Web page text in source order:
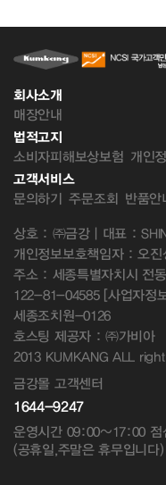
회사소개
매장안내
법적고지
소비자피해보상보험 개인
고객서비스
문의하기 주문조회 반품안
상호 : ㈜금강 | 대표 :
개인정보보호책임자 : 오
주소 : 세종특별자치시 전
122-81-04585 [사업자정
세종조치원-0126
호스팅 제공자 : ㈜가비아
2013 KUMKANG ALL right
금강몰 고객센터
1644-9247
운영시간 09:00~17:00
(공휴일,주말은 휴무입니다)